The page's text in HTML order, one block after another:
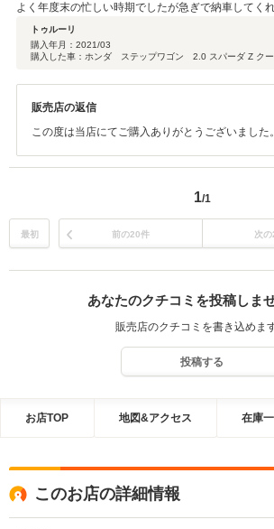
よく年度末の忙しい時期でしたが急ぎで納車してく
で点検しましたが納車整備もしっかりされており安
装の弱いホンダ ボンネットに塗装剥げが始まってる
コンも経営されてるようなので そのうち塗装もお願
トゥルーリ
購入年月： 2021/03
購入した車：ホンダ ステップワゴン 2.0 スパーダ Z クー
販売店の返信
この度は当店にてご購入ありがとうございました
ます。 今後もトゥルーリ様はじめ、全てのお客
1/1
最初 前の20件 次
あなたのクチコミを投稿しま
販売店のクチコミを書き込めます
投稿する
お店TOP 地図&アクセス 在庫
このお店の詳細情報